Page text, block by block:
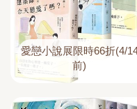
愛戀小說展限時66折(4/
前)